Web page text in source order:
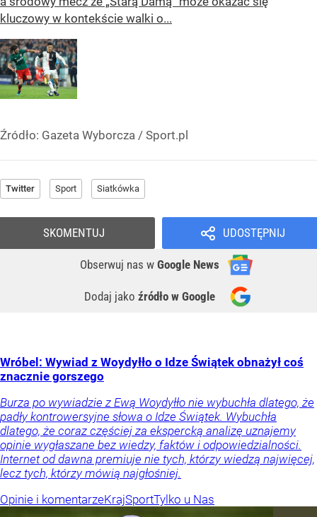
kluczowy w kontekście walki o...
Źródło: Gazeta Wyborcza / Sport.pl
Twitter Sport Siatkówka
UDOSTĘPNIJ
Obserwuj nas w Google News
Dodaj jako źródło w Google
SKOMENTUJ
Wróbel: Wywiad z Woydyłło o Idze Świątek obnażył coś
znacznie gorszego
Burza po wywiadzie z Ewą Woydyłło nie wybuchła dlatego, że
padły kontrowersyjne słowa o Idze Świątek. Wybuchła
dlatego, że coraz częściej za ekspercką analizę uznajemy
opinie wygłaszane bez wiedzy, faktów i odpowiedzialności.
Internet od dawna premiuje nie tych, którzy wiedzą najwięcej,
lecz tych, którzy mówią najgłośniej.
Opinie i komentarzeKrajSportTylko u Nas